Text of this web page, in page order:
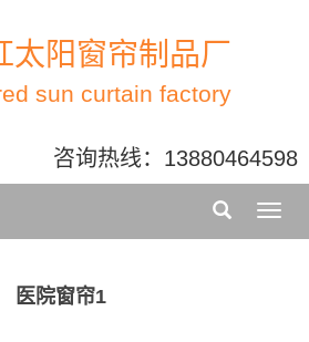
太阳窗帘制品厂
sun curtain factory
咨询热线： 13880464598
医院窗帘1